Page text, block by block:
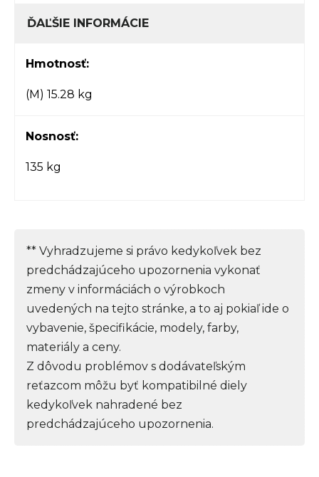
ĎAĽŠIE INFORMÁCIE
Hmotnosť:
(M) 15.28 kg
Nosnosť:
135 kg
** Vyhradzujeme si právo kedykoľvek bez
predchádzajúceho upozornenia vykonať
zmeny v informáciách o výrobkoch
uvedených na tejto stránke, a to aj pokiaľ ide o
vybavenie, špecifikácie, modely, farby,
materiály a ceny.
Z dôvodu problémov s dodávateľským
reťazcom môžu byť kompatibilné diely
kedykoľvek nahradené bez
predchádzajúceho upozornenia.